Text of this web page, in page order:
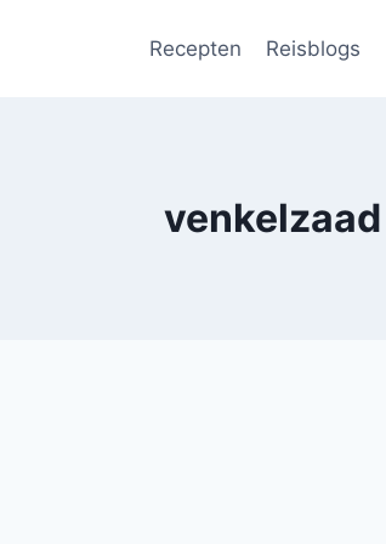
Recepten Reisblogs
venkelzaad